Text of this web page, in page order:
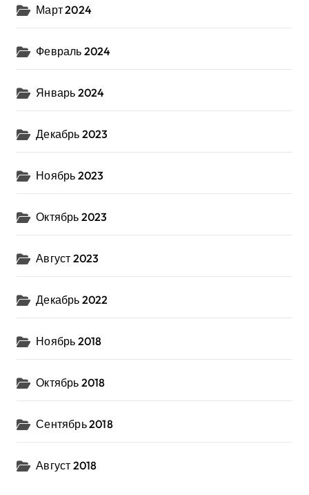
Март 2024
Февраль 2024
Январь 2024
Декабрь 2023
Ноябрь 2023
Октябрь 2023
Август 2023
Декабрь 2022
Ноябрь 2018
Октябрь 2018
Сентябрь 2018
Август 2018